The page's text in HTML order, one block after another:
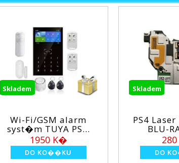
alarm
PS...
Skladem
PS4 Laser KES-860A,
BLU-RAY OP...